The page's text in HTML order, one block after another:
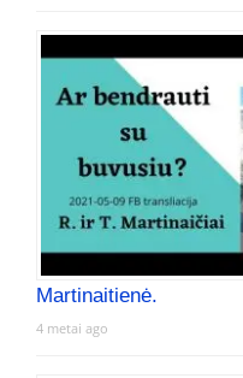
Martinaitienė.
4 metai ago